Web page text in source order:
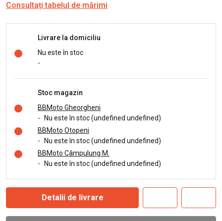
Consultați tabelul de mărimi
Livrare la domiciliu
Nu este în stoc
-
Stoc magazin
BBMoto Gheorgheni
-
Nu este în stoc (undefined undefined)
BBMoto Otopeni
-
Nu este în stoc (undefined undefined)
BBMoto Câmpulung M.
-
Nu este în stoc (undefined undefined)
Detalii de livrare